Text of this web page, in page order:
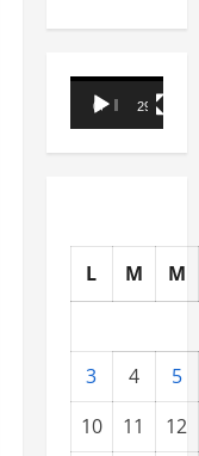
Lecteur
vidéo
00:00 29:21
L M M
3 4
5
10
11
12